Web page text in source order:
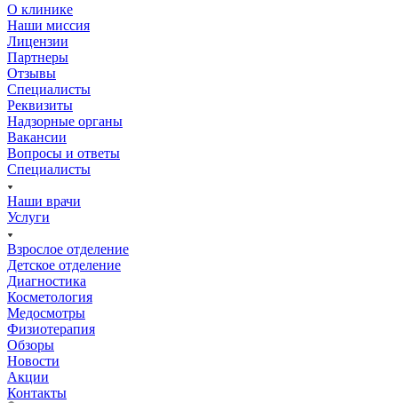
О клинике
Наши миссия
Лицензии
Партнеры
Отзывы
Специалисты
Реквизиты
Надзорные органы
Вакансии
Вопросы и ответы
Специалисты
Наши врачи
Услуги
Взрослое отделение
Детское отделение
Диагностика
Косметология
Медосмотры
Физиотерапия
Обзоры
Новости
Акции
Контакты